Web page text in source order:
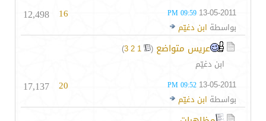
13-05-2011
09:59 PM
بواسطة ابن دغيّم
16
12,498
عريس متواضع‎ (
1
2
3
)
ابن دغيّم
13-05-2011
09:52 PM
بواسطة ابن دغيّم
20
17,137